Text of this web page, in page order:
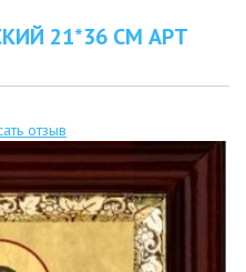
21*36 СМ АРТ
отзыв